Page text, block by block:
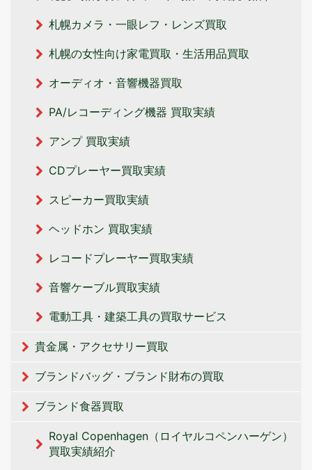
札幌カメラ・一眼レフ・レンズ買取
札幌の女性向け家電買取・生活用品買取
オーディオ・音響機器買取
PA/レコーディング機器 買取実績
アンプ 買取実績
CDプレーヤー買取実績
スピーカー買取実績
ヘッドホン 買取実績
レコードプレーヤー買取実績
音響ケーブル買取実績
電動工具・建築工具の買取サービス
貴金属・アクセサリー買取
ブランドバッグ・ブランド財布の買取
ブランド食器買取
Royal Copenhagen（ロイヤルコペンハーゲン）
買取実績紹介